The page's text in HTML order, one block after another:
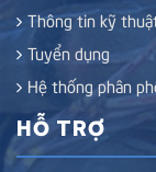
Thông tin kỹ
Tuyển dụng
Hệ thống phân
HỖ TRỢ